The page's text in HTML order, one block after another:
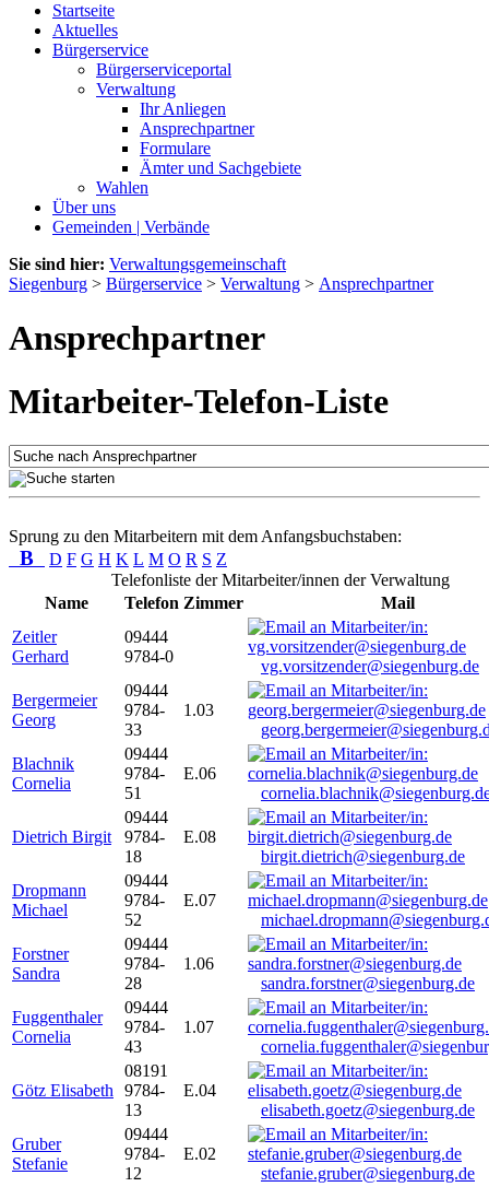
Startseite
Aktuelles
Bürgerservice
Bürgerserviceportal
Verwaltung
Ihr Anliegen
Ansprechpartner
Formulare
Ämter und Sachgebiete
Wahlen
Über uns
Gemeinden | Verbände
Sie sind hier: Verwaltungsgemeinschaft
Siegenburg > Bürgerservice > Verwaltung > Ansprechpartner
Ansprechpartner
Mitarbeiter-Telefon-Liste
Sprung zu den Mitarbeitern mit dem Anfangsbuchstaben:
B D F G H K L M O R S Z
Telefonliste der Mitarbeiter/innen der Verwaltung
Name
Telefon Zimmer
Mail
Zeitler
Gerhard
09444
9784-0
vg.vorsitzender@siegenburg.de
Bergermeier
Georg
09444
9784-
33
1.03
Blachnik
Cornelia
09444
9784-
51
E.06
Dietrich Birgit
09444
9784-
18
E.08
birgit.dietrich@siegenburg.de
Dropmann
Michael
09444
9784-
52
E.07
Forstner
Sandra
09444
9784-
28
1.06
sandra.forstner@siegenburg.de
Fuggenthaler
Cornelia
09444
9784-
43
1.07
Götz Elisabeth
08191
9784-
13
E.04
elisabeth.goetz@siegenburg.de
Gruber
Stefanie
09444
9784-
12
E.02
stefanie.gruber@siegenburg.de